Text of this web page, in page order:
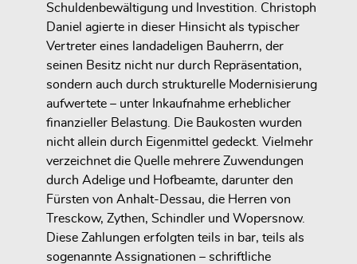
Schuldenbewältigung und Investition. Christoph
Daniel agierte in dieser Hinsicht als typischer
Vertreter eines landadeligen Bauherrn, der
seinen Besitz nicht nur durch Repräsentation,
sondern auch durch strukturelle Modernisierung
aufwertete – unter Inkaufnahme erheblicher
finanzieller Belastung. Die Baukosten wurden
nicht allein durch Eigenmittel gedeckt. Vielmehr
verzeichnet die Quelle mehrere Zuwendungen
durch Adelige und Hofbeamte, darunter den
Fürsten von Anhalt-Dessau, die Herren von
Tresckow, Zythen, Schindler und Wopersnow.
Diese Zahlungen erfolgten teils in bar, teils als
sogenannte Assignationen – schriftliche